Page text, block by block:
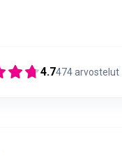
4.7474arvostelut